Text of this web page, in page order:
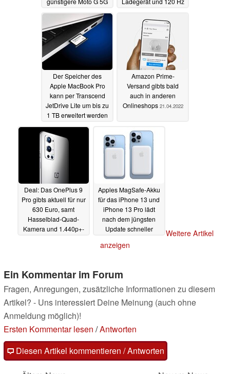
21.04.2022
21.04.2022
Der Speicher des
Apple MacBook Pro
kann per Transcend
JetDrive Lite um bis zu
1 TB erweitert werden
21.04.2022
Amazon Prime-
Versand gibts bald
auch in anderen
Onlineshops 21.04.2022
Deal: Das OnePlus 9
Pro gibts aktuell für nur
630 Euro, samt
Hasselblad-Quad-
Kamera und 1.440p+-
Apples MagSafe-Akku
für das iPhone 13 und
iPhone 13 Pro lädt
nach dem jüngsten
Update schneller
Weitere Artikel
anzeigen
Ein Kommentar im Forum
Fragen, Anregungen, zusätzliche Informationen zu diesem
Artikel? - Uns interessiert Deine Meinung (auch ohne
Anmeldung möglich)!
Ersten Kommentar lesen /Antworten
Diesen Artikel kommentieren / Antworten